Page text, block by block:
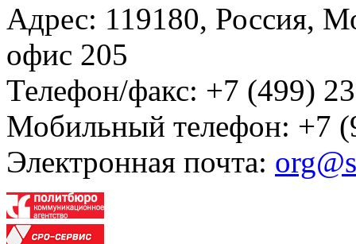
Адрес: 119180, Россия,
офис 205
Телефон/факс: +7 (499)
Мобильный телефон: +7
Электронная почта: